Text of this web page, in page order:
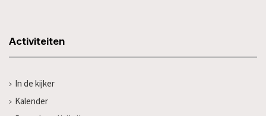
Activiteiten
In de kijker
Kalender